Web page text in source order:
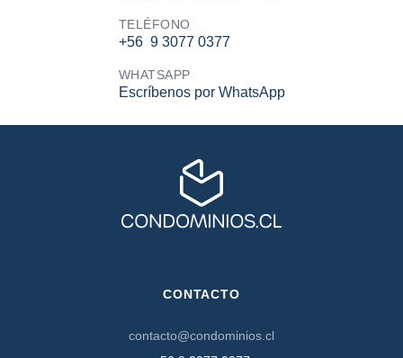
TELÉFONO
+56 9 3077 0377
WHATSAPP
Escríbenos por WhatsApp
CONTACTO
contacto@condominios.cl